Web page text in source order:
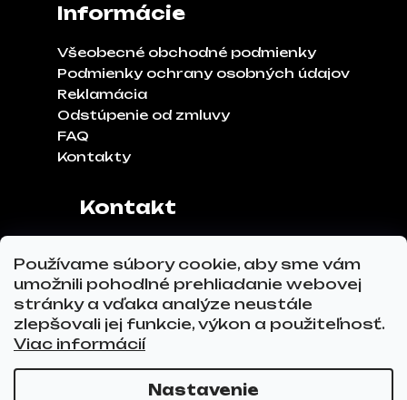
Používame súbory cookie, aby sme vám
umožnili pohodlné prehliadanie webovej
stránky a vďaka analýze neustále
zlepšovali jej funkcie, výkon a použiteľnosť.
Viac informácií
Nastavenie
Informácie
Všeobecné obchodné podmienky
Podmienky ochrany osobných údajov
Reklamácia
Odstúpenie od zmluvy
FAQ
Kontakty
Kontakt
Hviezdoslavov
Tel.č.:0911 271 302
Email:info@glovez.sk